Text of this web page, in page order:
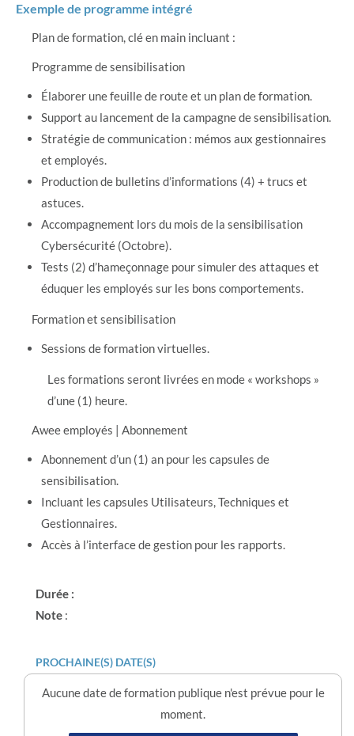
Exemple de programme intégré
Plan de formation, clé en main incluant :
Programme de sensibilisation
Élaborer une feuille de route et un plan de formation.
Support au lancement de la campagne de sensibilisation.
Stratégie de communication : mémos aux gestionnaires
et employés.
Production de bulletins d’informations (4) + trucs et
astuces.
Accompagnement lors du mois de la sensibilisation
Cybersécurité (Octobre).
Tests (2) d’hameçonnage pour simuler des attaques et
éduquer les employés sur les bons comportements.
Formation et sensibilisation
Sessions de formation virtuelles.
Les formations seront livrées en mode « workshops »
d’une (1) heure.
Awee employés | Abonnement
Abonnement d’un (1) an pour les capsules de
sensibilisation.
Incluant les capsules Utilisateurs, Techniques et
Gestionnaires.
Accès à l’interface de gestion pour les rapports.
Durée :
Note :
PROCHAINE(S) DATE(S)
Aucune date de formation publique n'est prévue pour le
moment.